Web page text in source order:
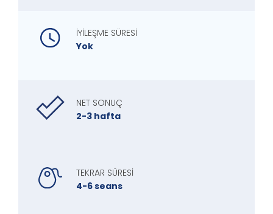
İYİLEŞME SÜRESİ
Yok
NET SONUÇ
2-3 hafta
TEKRAR SÜRESİ
4-6 seans